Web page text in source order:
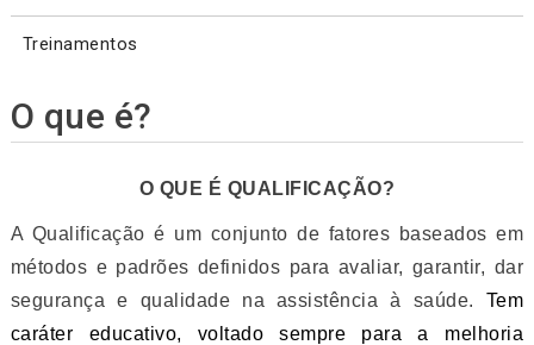
Treinamentos
O que é?
O QUE É QUALIFICAÇÃO?
A Qualificação é um conjunto de fatores baseados em
métodos e padrões definidos para avaliar, garantir, dar
segurança e qualidade na assistência à saúde. Tem
caráter educativo, voltado sempre para a melhoria